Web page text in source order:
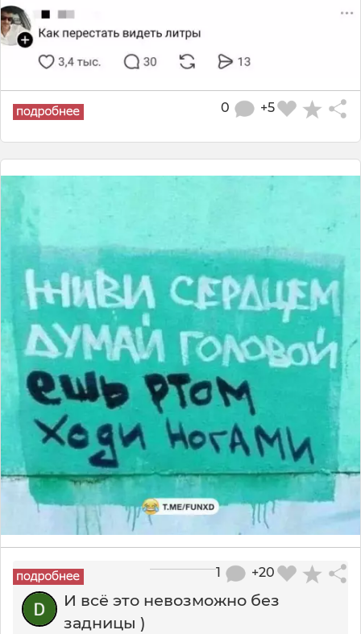
+5
0
+20
1
И всё это невозможно без
задницы )